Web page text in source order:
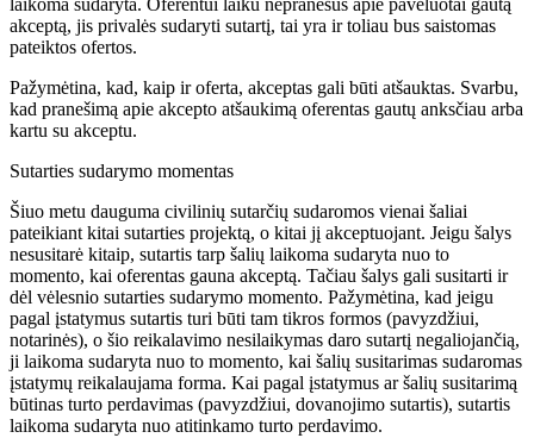
laikoma sudaryta. Oferentui laiku nepranešus apie pavėluotai gautą
akceptą, jis privalės sudaryti sutartį, tai yra ir toliau bus saistomas
pateiktos ofertos.
Pažymėtina, kad, kaip ir oferta, akceptas gali būti atšauktas. Svarbu,
kad pranešimą apie akcepto atšaukimą oferentas gautų anksčiau arba
kartu su akceptu.
Sutarties sudarymo momentas
Šiuo metu dauguma civilinių sutarčių sudaromos vienai šaliai
pateikiant kitai sutarties projektą, o kitai jį akceptuojant. Jeigu šalys
nesusitarė kitaip, sutartis tarp šalių laikoma sudaryta nuo to
momento, kai oferentas gauna akceptą. Tačiau šalys gali susitarti ir
dėl vėlesnio sutarties sudarymo momento. Pažymėtina, kad jeigu
pagal įstatymus sutartis turi būti tam tikros formos (pavyzdžiui,
notarinės), o šio reikalavimo nesilaikymas daro sutartį negaliojančią,
ji laikoma sudaryta nuo to momento, kai šalių susitarimas sudaromas
įstatymų reikalaujama forma. Kai pagal įstatymus ar šalių susitarimą
būtinas turto perdavimas (pavyzdžiui, dovanojimo sutartis), sutartis
laikoma sudaryta nuo atitinkamo turto perdavimo.